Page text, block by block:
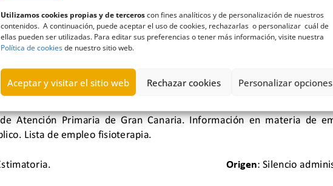
Utilizamos cookies propias y de terceroscon fines analíticos y de personalización de nuestros
contenidos. A continuación, puede aceptar el uso de cookies, rechazarlas o personalizar cuál de
ellas pueden ser utilizadas. Para editar sus preferencias o tener más información, visite nuestra
Política de cookiesde nuestro sitio web.
Aceptar y visitar el sitio web Rechazar cookies Personalizar opciones